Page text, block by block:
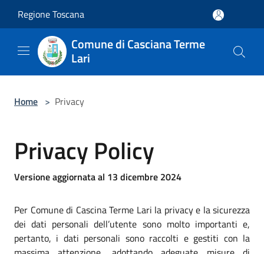
Regione Toscana
Comune di Casciana Terme
Lari
Home > Privacy
Privacy Policy
Versione aggiornata al 13 dicembre 2024
Per Comune di Cascina Terme Lari la privacy e la sicurezza
dei dati personali dell’utente sono molto importanti e,
pertanto, i dati personali sono raccolti e gestiti con la